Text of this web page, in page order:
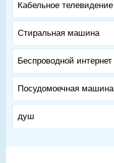
Кабельное телевидение
Стиральная машина
Беспроводной интернет
Посудомоечная машина
душ